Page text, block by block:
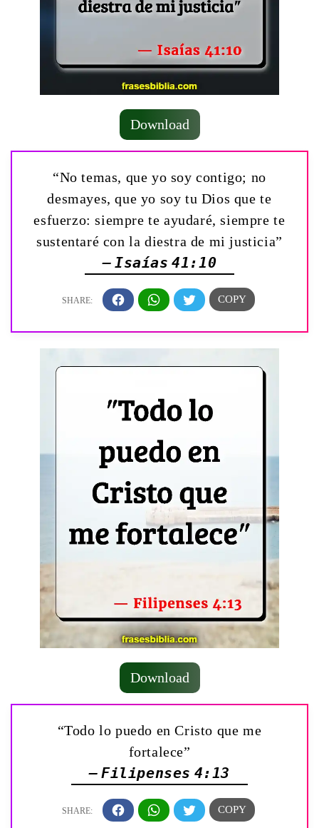
Download
“No temas, que yo soy contigo; no
desmayes, que yo soy tu Dios que te
esfuerzo: siempre te ayudaré, siempre te
sustentaré con la diestra de mi justicia”
— Isaías 41:10
Download
“Todo lo puedo en Cristo que me
fortalece”
— Filipenses 4:13